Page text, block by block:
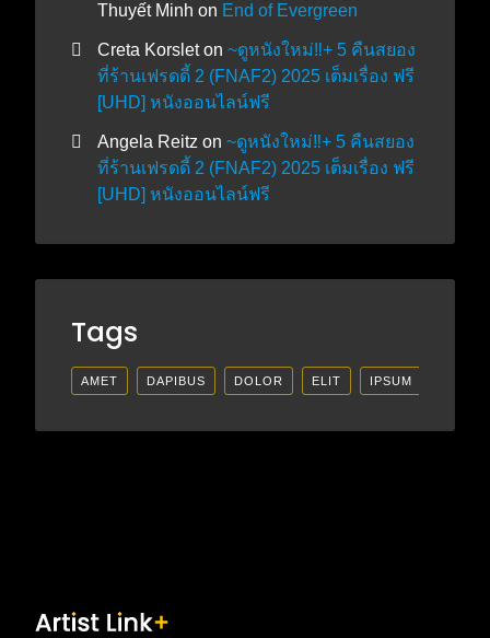
Thuyết Minh on End of Evergreen
Creta Korsleton ~ดูหนังใหม่‼️+ 5 คืนสยอง
ที่ร้านเฟรดดี้ 2 (FNAF2) 2025 เต็มเรื่อง ฟรี
[UHD] หนังออนไลน์ฟรี
Angela Reitz on ~ดูหนังใหม่‼️+ 5 คืนสยอง
ที่ร้านเฟรดดี้ 2 (FNAF2) 2025 เต็มเรื่อง ฟรี
[UHD] หนังออนไลน์ฟรี
Tags
AMET DAPIBUS DOLOR ELIT IPSUM